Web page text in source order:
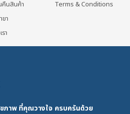
คืนสินค้า
า
า
Terms & Conditions
าพ ที่คุณวางใจ ครบครันด้วย